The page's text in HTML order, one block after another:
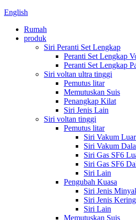
English
Rumah
produk
Siri Peranti Set Lengkap
Peranti Set Lengkap
Peranti Set Lengkap
Siri voltan ultra tinggi
Pemutus litar
Memutuskan Suis
Penangkap Kilat
Siri Jenis Lain
Siri voltan tinggi
Pemutus litar
Siri Vakum
Siri Vakum
Siri Gas SF6
Siri Gas SF6
Siri Lain
Pengubah Kuasa
Siri Jenis
Siri Jenis Kering
Siri Lain
Memutuskan Suis